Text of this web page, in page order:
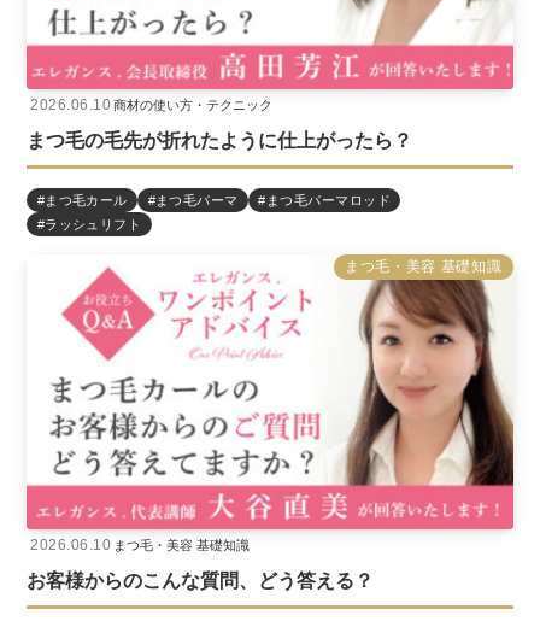
まつ毛の毛先が折れたように仕上がったら？
#まつ毛カール #まつ毛パーマ
#まつ毛パーマロッド
#ラッシュリフト
2026.06.10商材の使い方・テクニック
まつ毛・美容 基礎知識
お客様からのこんな質問、どう答える？
2026.06.10 まつ毛・美容 基礎知識